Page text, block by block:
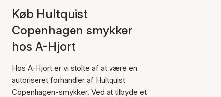
Køb Hultquist
Copenhagen smykker
hos A-Hjort
Hos A-Hjort er vi stolte af at være en
autoriseret forhandler af Hultquist
Copenhagen-smykker. Ved at tilbyde et